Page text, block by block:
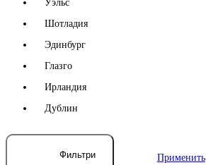
Уэльс
Шотладия
Эдинбург
Глазго
Ирландия
Дублин
Фильтри Применить